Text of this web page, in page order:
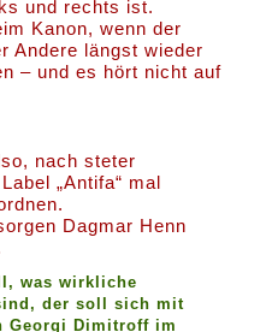
und rechts ist.
Kanon, wenn der
Andere längst wieder
– und es hört nicht auf
nach steter
„Antifa“ mal
Dagmar Henn
was wirkliche
der soll sich mit
Georgi Dimitroff im